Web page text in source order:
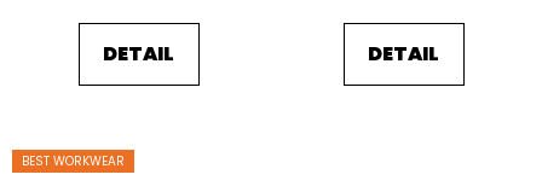
DETAIL DETAIL
BEST WORKWEAR